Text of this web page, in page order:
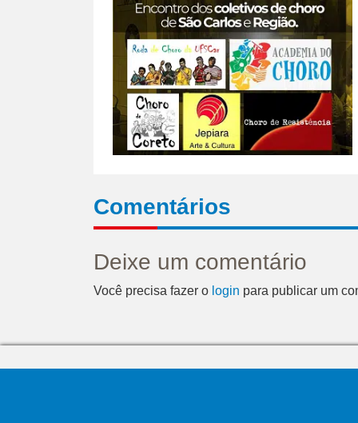
Comentários
Deixe um comentário
Você precisa fazer o login para publicar um